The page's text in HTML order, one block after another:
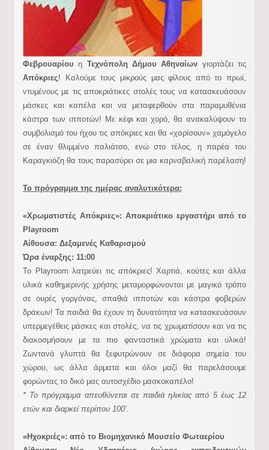
Φεβρουαρίου η Τεχνόπολη Δήμου Αθηναίων γιορτάζει τις
Απόκριες! Καλούμε τους μικρούς μας φίλους από το πρωί,
ντυμένους με τις αποκριάτικες στολές τους να κατασκευάσουν
μάσκες και καπέλα και να μεταφερθούν στα παραμυθένια
κάστρα των ιπποτών! Με κέφι και χορό, θα ανακαλύψουν το
συμβολισμό του ήχου τις απόκριες και θα «χαρίσουν» χαμόγελο
σε έναν θλιμμένο παλιάτσο, ενώ στο τέλος, η παρέα του
Καραγκιόζη θα τους παρασύρει σε μια καρναβαλική παρέλαση!
Το πρόγραμμα της ημέρας αναλυτικότερα:
«Χρωματιστές Απόκριες»: Αποκριάτικο εργαστήρι από το
Playroom
Αίθουσα: Δεξαμενές Καθαρισμού
Ώρα έναρξης: 11:00
Το Playroom λατρεύει τις απόκριες! Χαρτιά, κούτες και άλλα
υλικά καθημερινής χρήσης μεταμορφώνονται με μαγικό τρόπο
σε ουρές γοργόνας, σπαθιά ιπποτών και κάστρα φοβερών
δράκων! Τα παιδιά θα έχουν τη δυνατότητα να κατασκευάσουν
υπερμεγέθεις μάσκες και στολές, να τις χρωματίσουν και να τις
διακοσμήσουν με τα πιο φανταστικά χρώματα και υλικά!
Ζωντανά γλυπτά θα ξεφυτρώνουν σε διάφορα σημεία του
χώρου, ως άλλα άρματα και όλοι μαζί θα παρελάσουμε
φορώντας το δικό μας αυτοσχέδιο μασκοκαπέλο!
* Το πρόγραμμα απευθύνεται σε παιδιά ηλικίας από 5 έως 12
ετών και διαρκεί περίπου 100’.
«Ηχοκριές»: από το Βιομηχανικό Μουσείο Φωταερίου